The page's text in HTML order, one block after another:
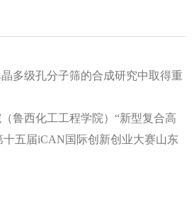
多级孔分子筛的合成研究中取得重
鲁西化工工程学院）“新型复合高
十五届iCAN国际创新创业大赛山东